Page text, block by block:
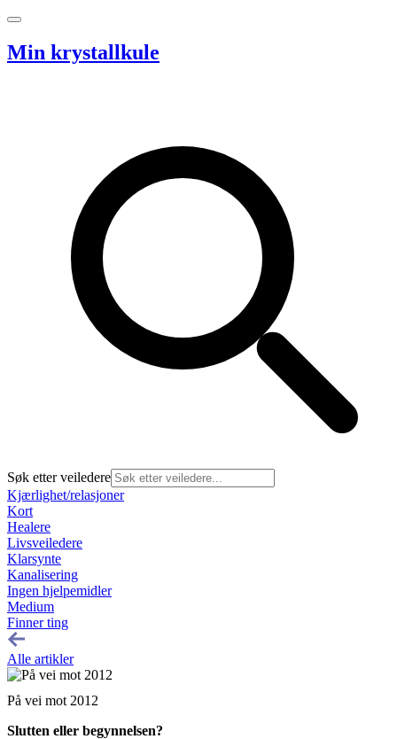
Hopp til innhold
Min krystallkule
Søk etter veiledere
Kjærlighet/relasjoner
Kort
Healere
Livsveiledere
Klarsynte
Kanalisering
Ingen hjelpemidler
Medium
Finner ting
Alle artikler
På vei mot 2012
Slutten eller begynnelsen?